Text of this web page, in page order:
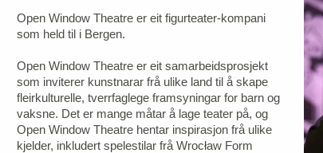
Open Window Theatre er eit figurteater-kompani
som held til i Bergen.
Open Window Theatre er eit samarbeidsprosjekt
som inviterer kunstnarar frå ulike land til å skape
fleirkulturelle, tverrfaglege framsyningar for barn og
vaksne. Det er mange måtar å lage teater på, og
Open Window Theatre hentar inspirasjon frå ulike
kjelder, inkludert spelestilar frå Wrocław Form